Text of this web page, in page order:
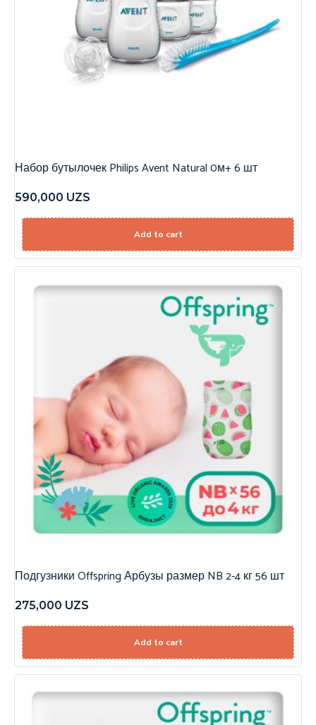
Набор бутылочек Philips Avent Natural 0м+ 6 шт
590,000 UZS
Add to cart
Подгузники Offspring Арбузы размер NB 2-4 кг 56 шт
275,000 UZS
Add to cart